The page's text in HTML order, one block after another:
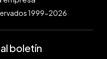
1999-2026
boletín